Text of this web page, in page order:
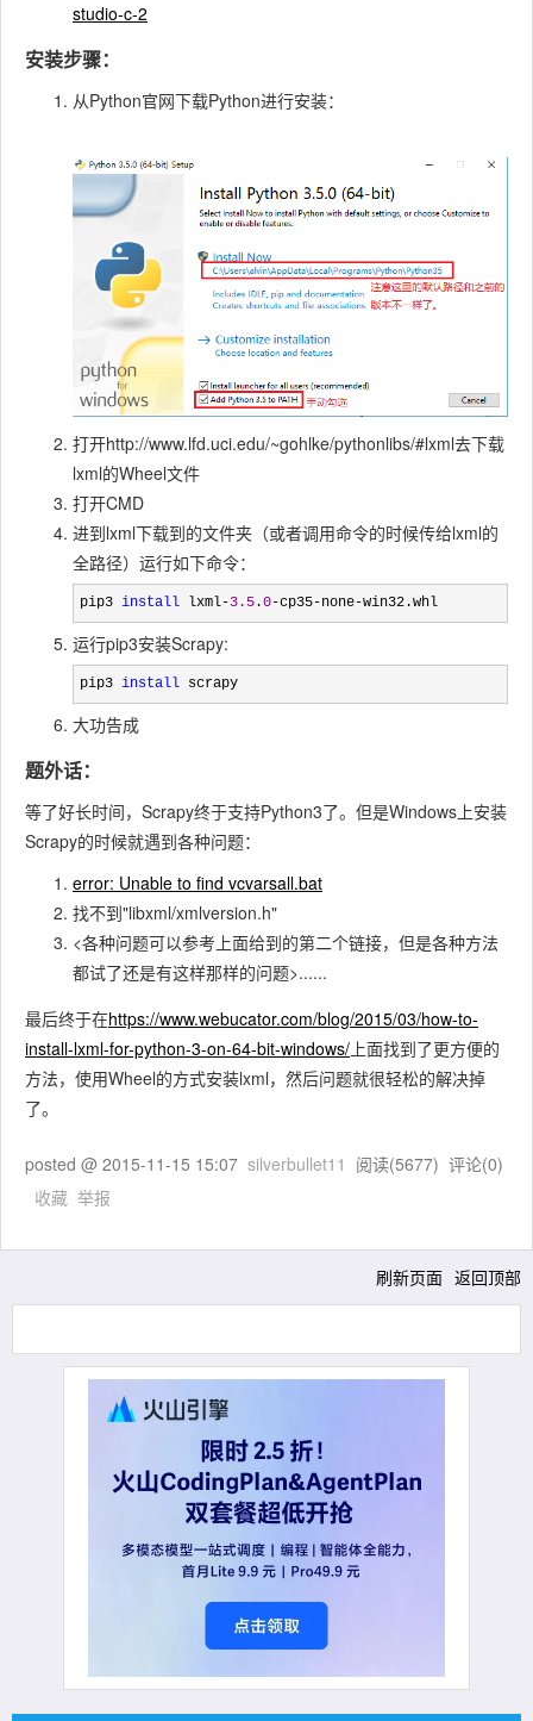
studio-c-2
安装步骤：
从Python官网下载Python进行安装：
打开http://www.lfd.uci.edu/~gohlke/pythonlibs/#lxml去下载
lxml的Wheel文件
打开CMD
进到lxml下载到的文件夹（或者调用命令的时候传给lxml的
全路径）运行如下命令：
pip3 install lxml-3.5 .0-cp35-none-win32.whl
运行pip3安装Scrapy:
pip3 install scrapy
大功告成
题外话：
等了好长时间，Scrapy终于支持Python3了。但是Windows上安装
Scrapy的时候就遇到各种问题：
error: Unable to find vcvarsall.bat
找不到"libxml/xmlversion.h"
<各种问题可以参考上面给到的第二个链接，但是各种方法
都试了还是有这样那样的问题>......
最后终于在https://www.webucator.com/blog/2015/03/how-to-
install-lxml-for-python-3-on-64-bit-windows/ 上面找到了更方便的
方法，使用Wheel的方式安装lxml，然后问题就很轻松的解决掉
了。
posted @ 2015-11-15 15:07 silverbullet11 阅读(5677) 评论(0)
收藏 举报
刷新页面 返回顶部